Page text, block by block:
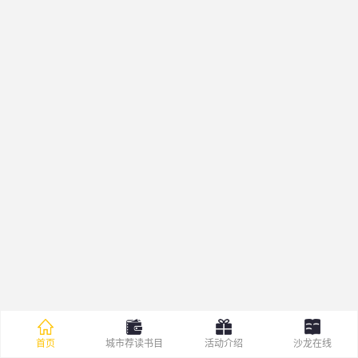
首页 城市荐读书目 活动介绍 沙龙在线